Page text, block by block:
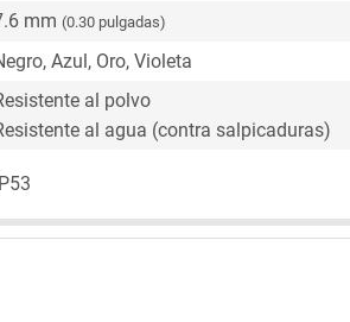
mm (0.30 pulgadas)
Azul, Oro, Violeta
al polvo
al agua (contra salpicaduras)